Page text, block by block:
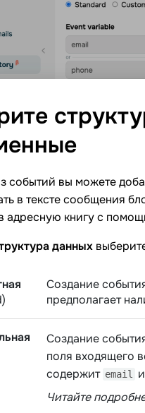
событий вы можете
в тексте сообщения
адресную книгу с
данных
Создание
предполагает
Создание
поля входящего
содержит email
Читайте